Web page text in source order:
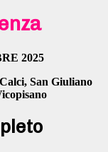
2025
San Giuliano